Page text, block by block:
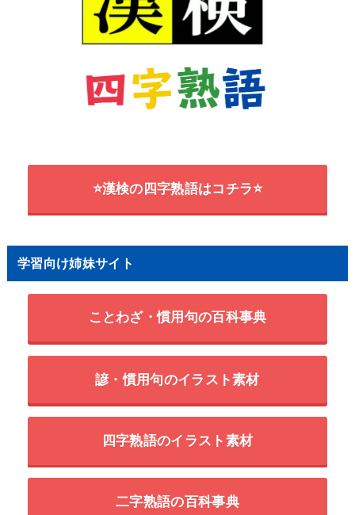
⭐漢検の四字熟語はコチラ⭐
学習向け姉妹サイト
ことわざ・慣用句の百科事典
諺・慣用句のイラスト素材
四字熟語のイラスト素材
二字熟語の百科事典